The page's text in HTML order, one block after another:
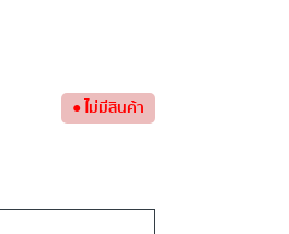
●ไม่มีสินค้า